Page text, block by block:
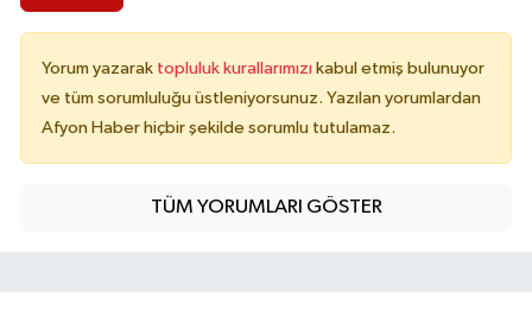
Yorum yazarak topluluk kurallarımızı kabul etmiş bulunuyor
ve tüm sorumluluğu üstleniyorsunuz. Yazılan yorumlardan
Afyon Haber hiçbir şekilde sorumlu tutulamaz.
TÜM YORUMLARI GÖSTER